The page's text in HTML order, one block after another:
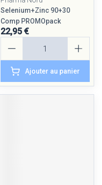
Selenium+Zinc 90+30
Comp PROMOpack
22,95 €
Ajouter au panier